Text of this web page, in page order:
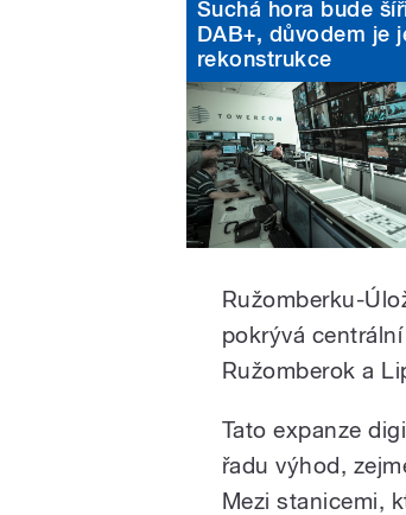
Suchá hora bude
DAB+, důvodem je
rekonstrukce
Ružomberku-
pokrývá
Ružomberok a
Tato expanze
řadu výhod,
Mezi stanicemi,